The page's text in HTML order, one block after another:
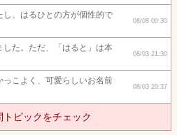
、はるひとの方が個性的で
08/08 00:30
た。ただ、「はると」は本
08/03 21:30
こよく、可愛らしいお名前
08/03 20:37
トピックをチェック